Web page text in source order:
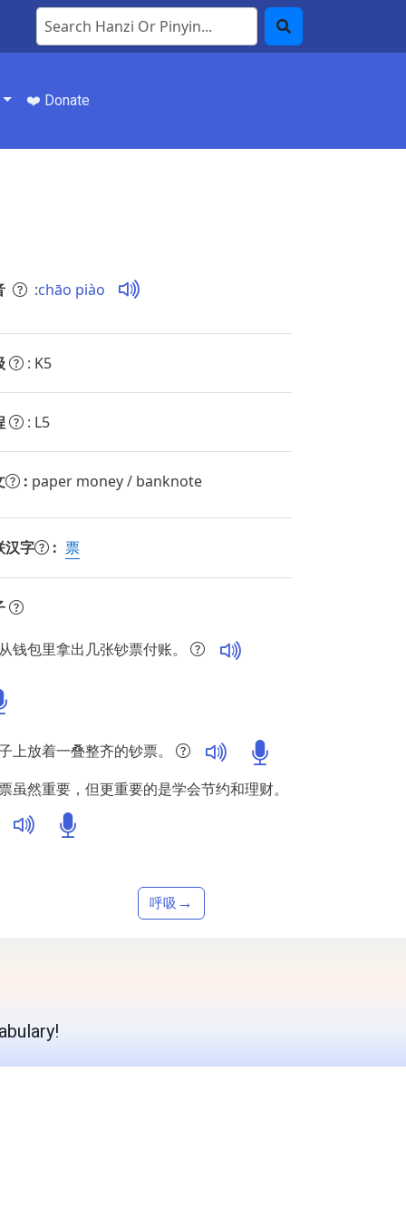
Search Hanzi or Pinyin
Search
❤️ Donate
:chāo piào
: K5
: L5
: paper money / banknote
汉字 : 票
钱包里拿出几张钞票付账。
上放着一叠整齐的钞票。
虽然重要，但更重要的是学会节约和理财。
呼吸 →